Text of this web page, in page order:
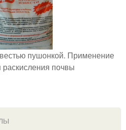
пушонкой. Применение
раскисления почвы